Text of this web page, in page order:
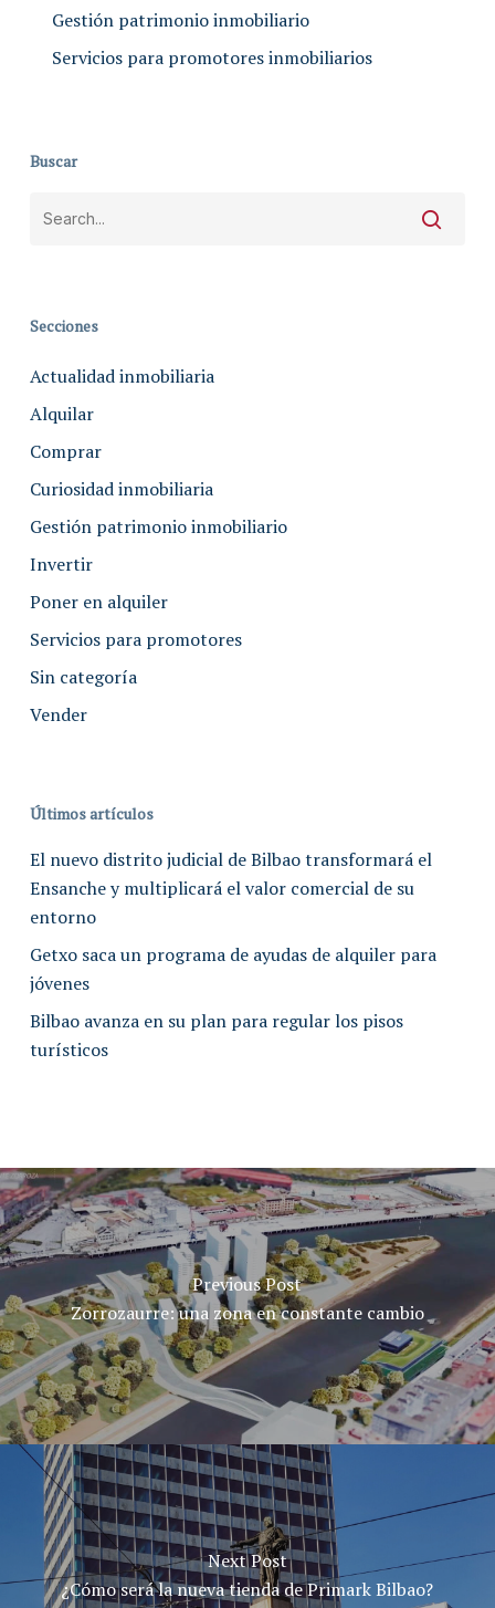
Gestión patrimonio inmobiliario
Servicios para promotores inmobiliarios
Buscar
Secciones
Actualidad inmobiliaria
Alquilar
Comprar
Curiosidad inmobiliaria
Gestión patrimonio inmobiliario
Invertir
Poner en alquiler
Servicios para promotores
Sin categoría
Vender
Últimos artículos
El nuevo distrito judicial de Bilbao transformará el
Ensanche y multiplicará el valor comercial de su
entorno
Getxo saca un programa de ayudas de alquiler para
jóvenes
Bilbao avanza en su plan para regular los pisos
turísticos
Previous Post
Zorrozaurre: una zona en constante cambio
Next Post
¿Cómo será la nueva tienda de Primark Bilbao?